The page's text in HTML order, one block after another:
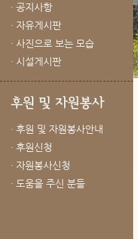
· 공지사항
· 자유게시판
· 사진으로 보는 모습
· 시설게시판
· 후원 및 자원봉사안내
· 후원신청
· 자원봉사신청
· 도움을 주신 분들